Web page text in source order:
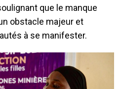
que le manque
obstacle majeur et
à se manifester.